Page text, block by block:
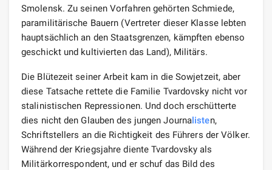
Smolensk. Zu seinen Vorfahren gehörten Schmiede,
paramilitärische Bauern (Vertreter dieser Klasse lebten
hauptsächlich an den Staatsgrenzen, kämpften ebenso
geschickt und kultivierten das Land), Militärs.
Die Blütezeit seiner Arbeit kam in die Sowjetzeit, aber
diese Tatsache rettete die Familie Tvardovsky nicht vor
stalinistischen Repressionen. Und doch erschütterte
dies nicht den Glauben des jungen Journalisten,
Schriftstellers an die Richtigkeit des Führers der Völker.
Während der Kriegsjahre diente Tvardovsky als
Militärkorrespondent, und er schuf das Bild des